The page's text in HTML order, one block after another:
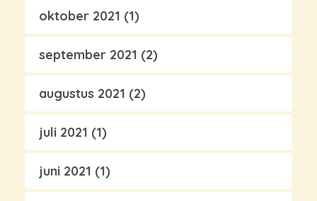
oktober 2021 (1)
september 2021 (2)
augustus 2021 (2)
juli 2021 (1)
juni 2021 (1)